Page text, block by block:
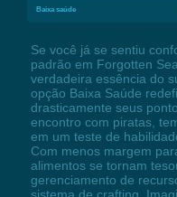
Baixa saúde
Se você já se sentiu
padrão em Forgotten
verdadeira essência do
opção Baixa Saúde
drasticamente seus
encontro com piratas,
em um teste de
Com menos margem
alimentos se tornam
gerenciamento de
sistema de crafting.